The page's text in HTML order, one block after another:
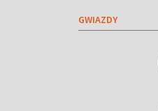
GWIAZDY